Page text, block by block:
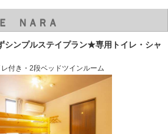
ＮＡＲＡ
シンプルステイプラン★専用トイレ・シャ
レ付き・2段ベッドツインルーム